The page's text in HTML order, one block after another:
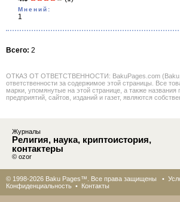
Мнений:
1
Всего: 2
ОТКАЗ ОТ ОТВЕТСТВЕННОСТИ: BakuPages.com
ответственности за содержимое этой страницы. Все
марки, упомянутые на этой странице, а также названия
предприятий, сайтов, изданий и газет, являются
Журналы
Религия, наука, криптоистория,
контактеры
© ozor
© 1998-2026 Baku Pages™. Все права защищены •
Конфиденциальность • Контакты